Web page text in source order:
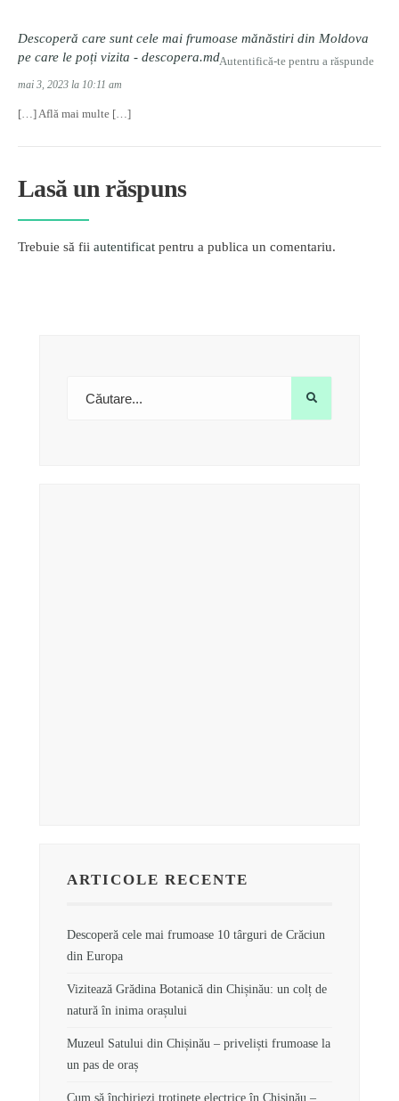
Descoperă care sunt cele mai frumoase mănăstiri din Moldova
pe care le poți vizita - descopera.md
mai 3, 2023 la 10:11 am
[…] Află mai multe […]
Autentifică-te pentru a răspunde
Lasă un răspuns
Trebuie să fii autentificat pentru a publica un comentariu.
ARTICOLE RECENTE
Descoperă cele mai frumoase 10 târguri de Crăciun
din Europa
Vizitează Grădina Botanică din Chișinău: un colț de
natură în inima orașului
Muzeul Satului din Chișinău – priveliști frumoase la
un pas de oraș
Cum să închiriezi trotinete electrice în Chișinău –